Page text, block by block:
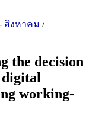
สิงหาคม /
the decision
digital
working-